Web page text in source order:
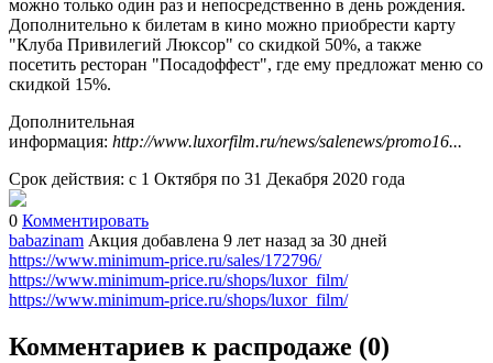
можно только один раз и непосредственно в день рождения.
Дополнительно к билетам в кино можно приобрести карту
"Клуба Привилегий Люксор" со скидкой 50%, а также
посетить ресторан "Посадоффест", где ему предложат меню со
скидкой 15%.
Дополнительная
информация: http://www.luxorfilm.ru/news/salenews/promo16...
Срок действия: с 1 Октября по 31 Декабря 2020 года
0 Комментировать
babazinam Акция добавлена 9 лет назад за 30 дней
https://www.minimum-price.ru/sales/172796/
https://www.minimum-price.ru/shops/luxor_film/
https://www.minimum-price.ru/shops/luxor_film/
Комментариев к распродаже (0)